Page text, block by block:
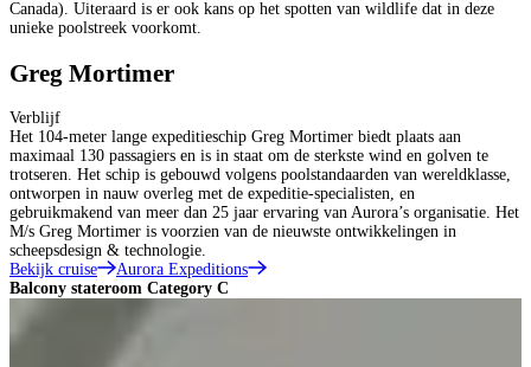
Canada). Uiteraard is er ook kans op het spotten van wildlife dat in deze
unieke poolstreek voorkomt.
Greg Mortimer
Verblijf
Het 104-meter lange expeditieschip Greg Mortimer biedt plaats aan
maximaal 130 passagiers en is in staat om de sterkste wind en golven te
trotseren. Het schip is gebouwd volgens poolstandaarden van wereldklasse,
ontworpen in nauw overleg met de expeditie-specialisten, en
gebruikmakend van meer dan 25 jaar ervaring van Aurora’s organisatie. Het
M/s Greg Mortimer is voorzien van de nieuwste ontwikkelingen in
scheepsdesign & technologie.
Bekijk cruise
Aurora Expeditions
Balcony stateroom Category C